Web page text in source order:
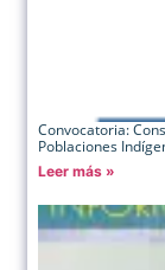
Convocatoria:
Poblaciones
Leer más »